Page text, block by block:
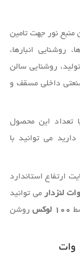
منبع نور جهت تامین
روشنایی انبارها،
روشنایی سالن
داخلی مسقف و
تعداد این محصول
می توانید با
ارتفاع استاندارد
می توانید
۱۰۰ لوکس
روشن